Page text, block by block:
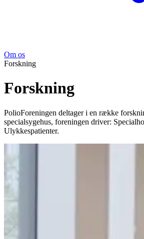
Om os
Forskning
Forskning
PolioForeningen deltager i en række
specialsygehus, foreningen driver:
Ulykkespatienter.